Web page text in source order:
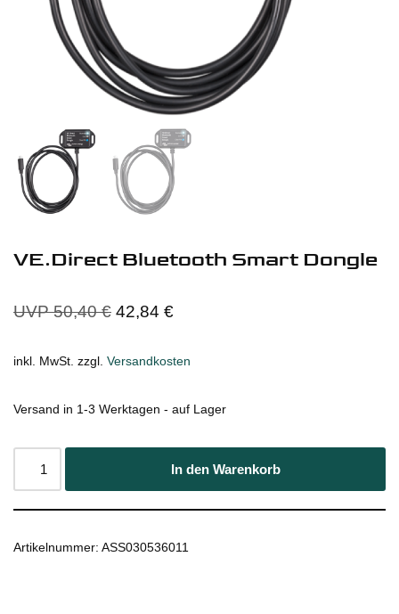
VE.Direct Bluetooth Smart Dongle
UVP50,40€ 42,84 €
inkl. MwSt. zzgl. Versandkosten
Versand in 1-3 Werktagen - auf Lager
In den Warenkorb
Artikelnummer: ASS030536011